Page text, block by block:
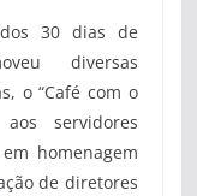
30 dias de
diversas
o “Café com o
servidores
homenagem
de diretores